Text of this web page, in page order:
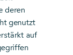
deren
genutzt
auf